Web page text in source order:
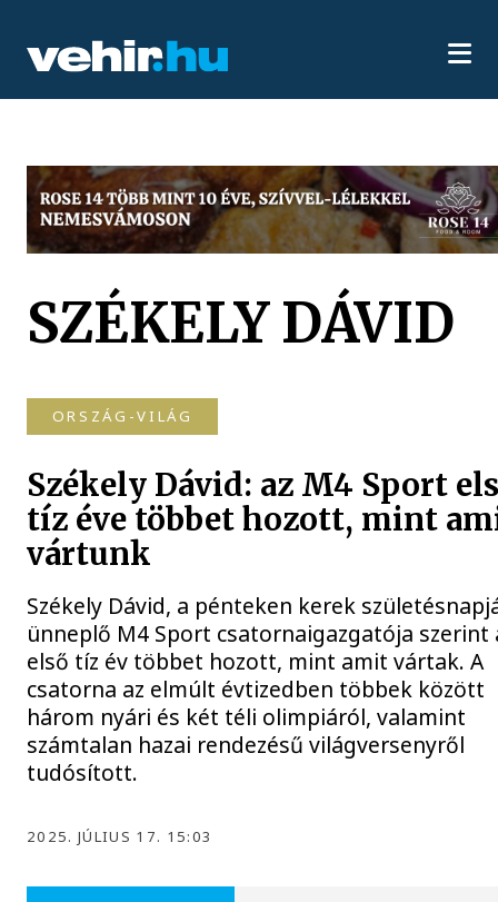
SZÉKELY DÁVID
ORSZÁG-VILÁG
Székely Dávid: az M4 Sport
tíz éve többet hozott, mint
vártunk
Székely Dávid, a pénteken kerek
ünneplő M4 Sport csatornaigazgatója szerint
első tíz év többet hozott, mint amit vártak. A
csatorna az elmúlt évtizedben többek között
három nyári és két téli olimpiáról, valamint
számtalan hazai rendezésű világversenyről
tudósított.
2025. JÚLIUS 17. 15:03